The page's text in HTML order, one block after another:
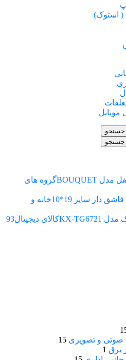
( استوک)
موبایل
جستجو
جستجو
گروه های
خانه و
کالای دیجیتال93
صوتی و تصویری 15
برق 1